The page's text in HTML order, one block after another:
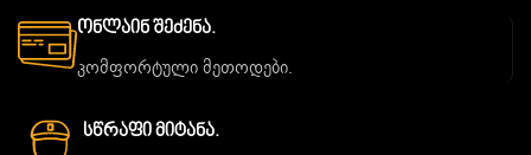
Ონლაინ Შეძენა.
კომფორტული მეთოდები.
Სწრაფი Მიტანა.